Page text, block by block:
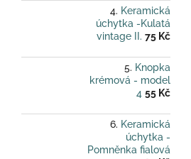
Keramická
úchytka -Kulatá
vintage II. 75 Kč
Knopka
krémová - model
4 55 Kč
Keramická
úchytka -
Pomněnka fialová